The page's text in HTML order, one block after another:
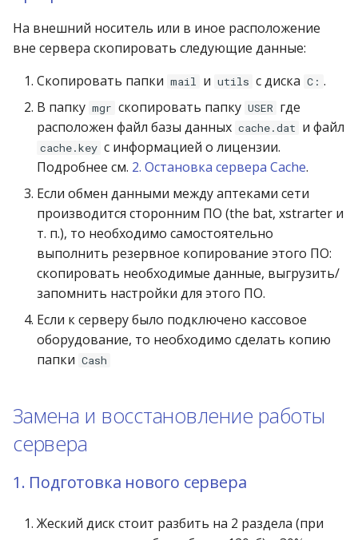
На внешний носитель или в иное расположение
вне сервера скопировать следующие данные:
Скопировать папки mail и utils с диска C: .
В папку mgr скопировать папку USER где
расположен файл базы данных cache.dat и файл
cache.key с информацией о лицензии.
Подробнее см. 2. Остановка сервера Cache.
Если обмен данными между аптеками сети
производится сторонним ПО (the bat, xstrarter и
т. п.), то необходимо самостоятельно
выполнить резервное копирование этого ПО:
скопировать необходимые данные, выгрузить/
запомнить настройки для этого ПО.
Если к серверу было подключено кассовое
оборудование, то необходимо сделать копию
папки Cash
Замена и восстановление работы
сервера
1. Подготовка нового сервера
Жеский диск стоит разбить на 2 раздела (при